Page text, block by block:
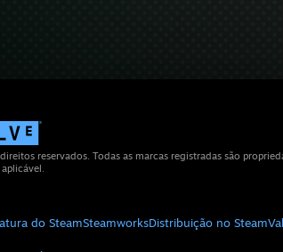
reservados. Todas as marcas registradas são
do SteamSteamworksDistribuição no Steam